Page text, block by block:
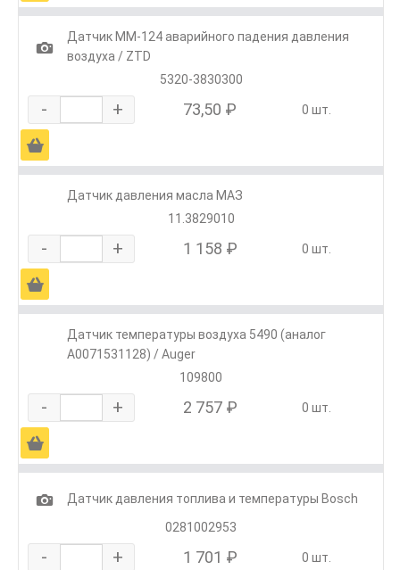
1
Датчик ММ-124 аварийного падения давления
воздуха / ZTD
5320-3830300
- + 73,50 ₽ 0 шт.
Ä
Датчик давления масла МАЗ
11.3829010
- + 1 158 ₽ 0 шт.
Ä
Датчик температуры воздуха 5490 (аналог
A0071531128) / Auger
109800
- + 2 757 ₽ 0 шт.
Ä
1
Датчик давления топлива и температуры Bosch
0281002953
- + 1 701 ₽ 0 шт.